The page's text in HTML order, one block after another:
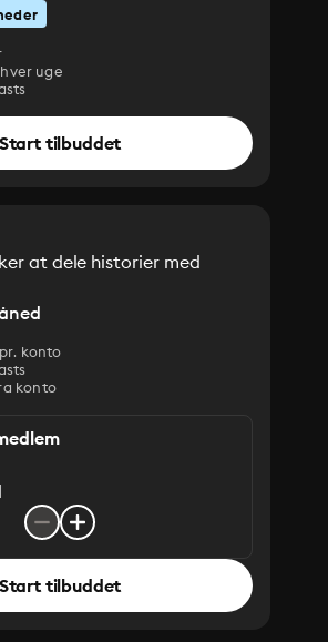
uge
Start tilbuddet
at dele historier med
konto
konto
Start tilbuddet